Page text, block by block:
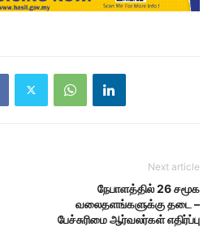
Next article
நேபாளத்தில் 26 சமூக
வலைதளங்களுக்கு தடை –
பேச்சுரிமை ஆர்வலர்கள் எதிர்ப்பு